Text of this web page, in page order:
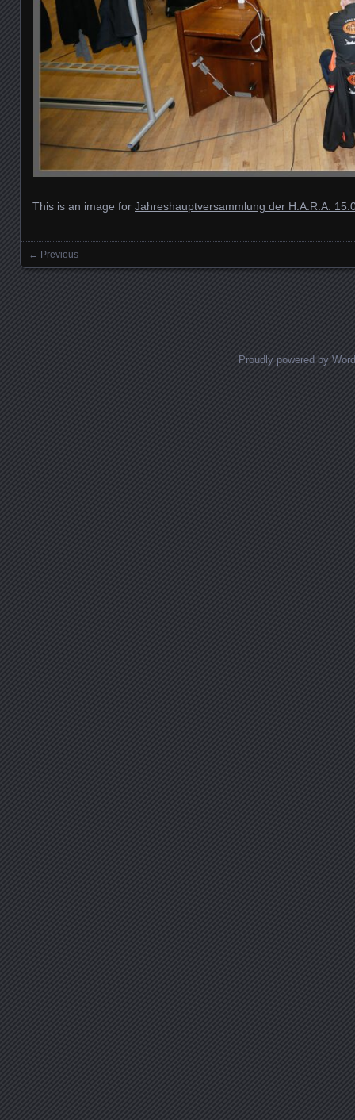
This is an image for Jahreshauptversammlung der H.A.R.A.
Images navigation
← Previous
Proudly powered by